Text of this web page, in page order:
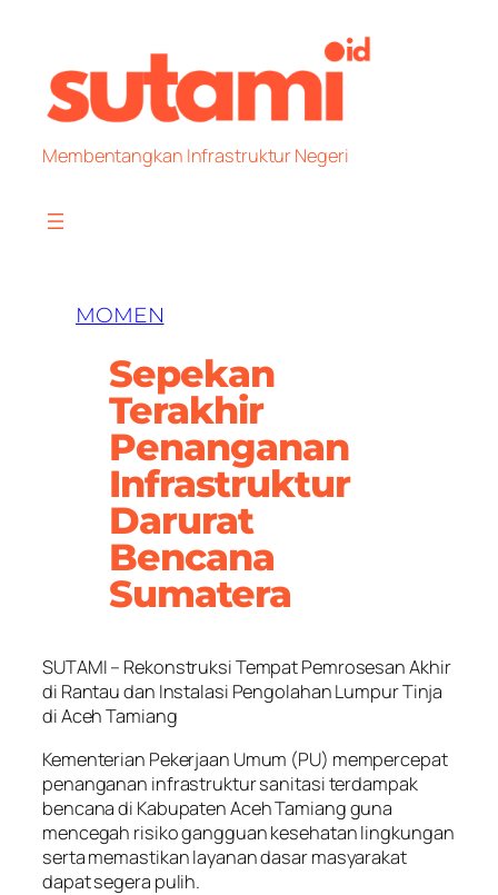
content
Membentangkan Infrastruktur Negeri
MOMEN
Sepekan
Terakhir
Penanganan
Infrastruktur
Darurat
Bencana
Sumatera
SUTAMI – Rekonstruksi Tempat Pemrosesan Akhir
di Rantau dan Instalasi Pengolahan Lumpur Tinja
di Aceh Tamiang
Kementerian Pekerjaan Umum (PU) mempercepat
penanganan infrastruktur sanitasi terdampak
bencana di Kabupaten Aceh Tamiang guna
mencegah risiko gangguan kesehatan lingkungan
serta memastikan layanan dasar masyarakat
dapat segera pulih.